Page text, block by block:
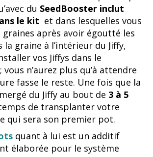
du SeedBooster inclut
le kit et dans lesquelles vous
graines après avoir égoutté les
la graine à l’intérieur du Jiffy,
vos Jiffys dans le
n’aurez plus qu’à attendre
fasse le reste. Une fois que la
du Jiffy au bout de 3 à 5
de transplanter votre
qui sera son premier pot.
quant à lui est un additif
élaborée pour le système